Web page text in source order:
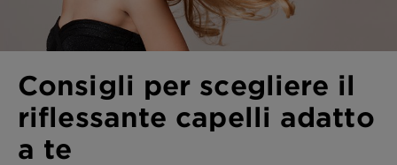
Consigli per scegliere il
riflessante capelli adatto
a te